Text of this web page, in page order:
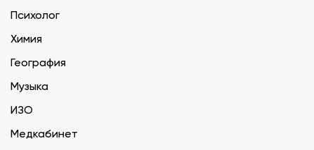
Психолог
Химия
География
Музыка
ИЗО
Медкабинет